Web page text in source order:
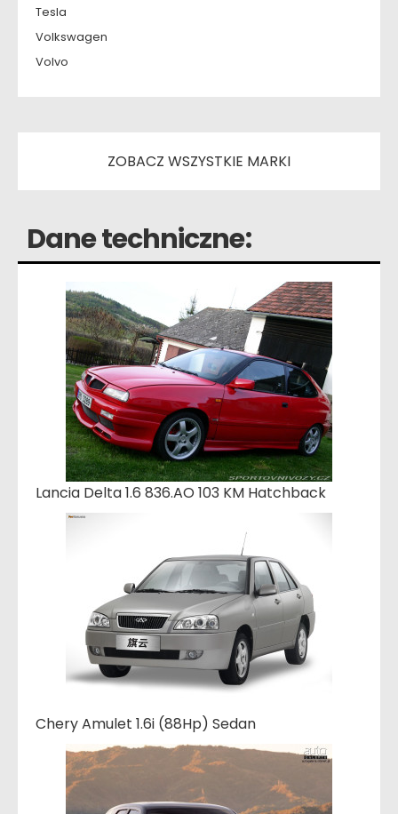
Tesla
Volkswagen
Volvo
ZOBACZ WSZYSTKIE MARKI
Dane techniczne:
Lancia Delta 1.6 836.AO 103 KM Hatchback
Chery Amulet 1.6i (88Hp) Sedan